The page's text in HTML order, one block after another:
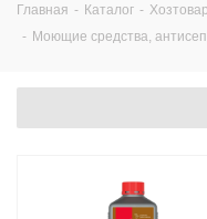
Главная - Каталог -
- Моющие средства,